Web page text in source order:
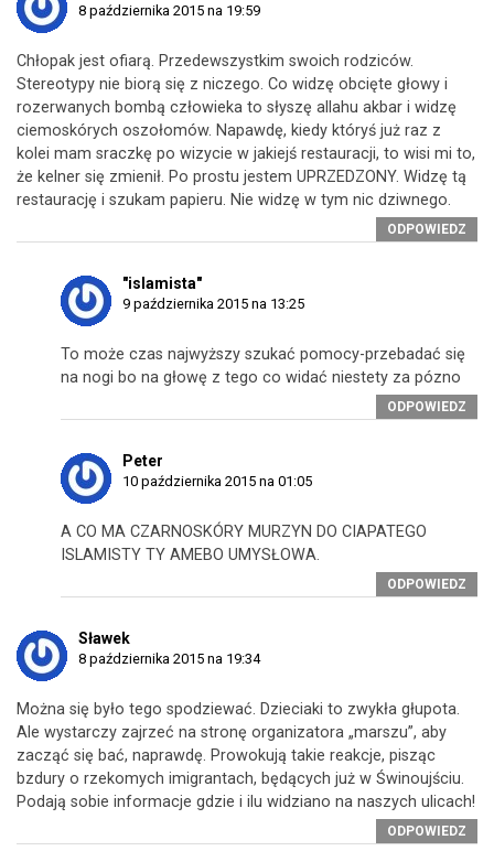
8 października 2015 na 19:59
Chłopak jest ofiarą. Przedewszystkim swoich rodziców.
Stereotypy nie biorą się z niczego. Co widzę obcięte głowy i
rozerwanych bombą człowieka to słyszę allahu akbar i widzę
ciemoskórych oszołomów. Napawdę, kiedy któryś już raz z
kolei mam sraczkę po wizycie w jakiejś restauracji, to wisi mi to,
że kelner się zmienił. Po prostu jestem UPRZEDZONY. Widzę tą
restaurację i szukam papieru. Nie widzę w tym nic dziwnego.
ODPOWIEDZ
"islamista"
9 października 2015 na 13:25
To może czas najwyższy szukać pomocy-przebadać się
na nogi bo na głowę z tego co widać niestety za pózno
ODPOWIEDZ
Peter
10 października 2015 na 01:05
A CO MA CZARNOSKÓRY MURZYN DO CIAPATEGO
ISLAMISTY TY AMEBO UMYSŁOWA.
ODPOWIEDZ
Sławek
8 października 2015 na 19:34
Można się było tego spodziewać. Dzieciaki to zwykła głupota.
Ale wystarczy zajrzeć na stronę organizatora „marszu”, aby
zacząć się bać, naprawdę. Prowokują takie reakcje, pisząc
bzdury o rzekomych imigrantach, będących już w Świnoujściu.
Podają sobie informacje gdzie i ilu widziano na naszych ulicach!
ODPOWIEDZ